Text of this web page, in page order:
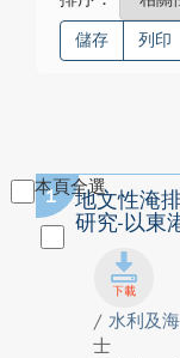
儲存 列印
本頁全選
1
地文性淹
研究-以東
/ 水利及
士